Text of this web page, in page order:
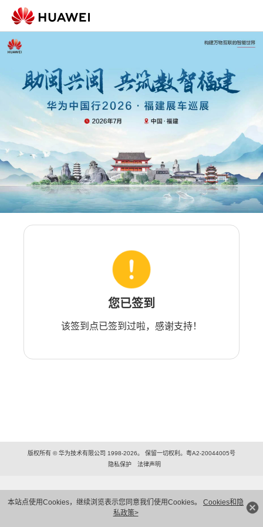
本站点使用Cookies，继续浏览表示您同意我们使用Cookies。 Cookies和隐
私政策>
您已签到
该签到点已签到过啦，感谢支持！
版权所有 © 华为技术有限公司 1998-2026。 保留一切权利。粤A2-20044005号
隐私保护
法律声明